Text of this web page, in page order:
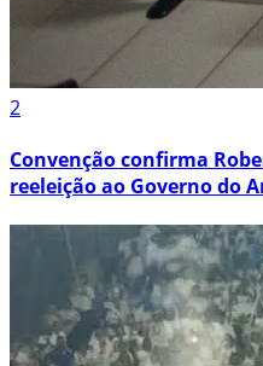
2
Convenção confirma
reeleição ao Governo do